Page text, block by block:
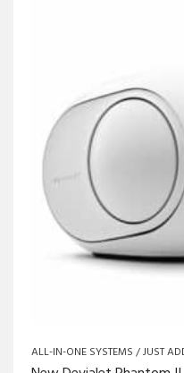
ALL-IN-ONE SYSTEMS / JUST